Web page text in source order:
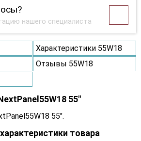
нашего специалиста
Характеристики 55W18
Отзывы 55W18
55"
55".
товара